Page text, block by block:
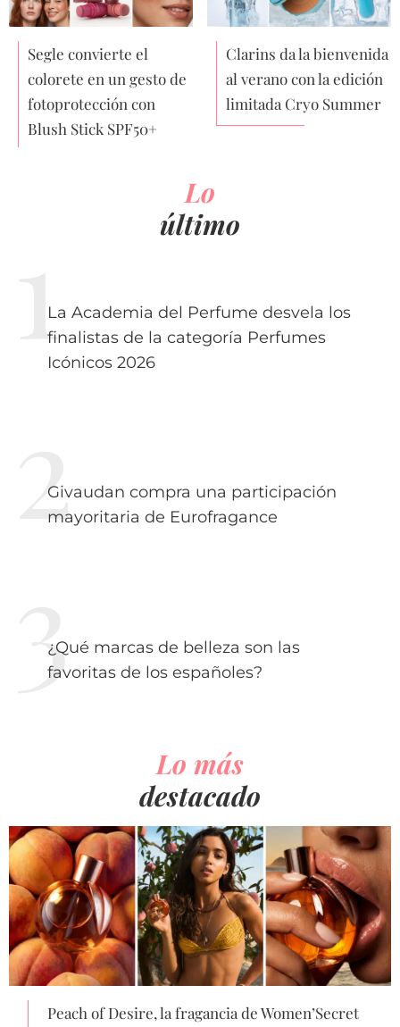
Segle convierte el
colorete en un gesto de
fotoprotección con
Blush Stick SPF50+
Clarins da la bienvenida
al verano con la edición
limitada Cryo Summer
Lo
último
La Academia del Perfume desvela los
finalistas de la categoría Perfumes
Icónicos 2026
Givaudan compra una participación
mayoritaria de Eurofragance
¿Qué marcas de belleza son las
favoritas de los españoles?
Lo más
destacado
Peach of Desire, la fragancia de Women’Secret